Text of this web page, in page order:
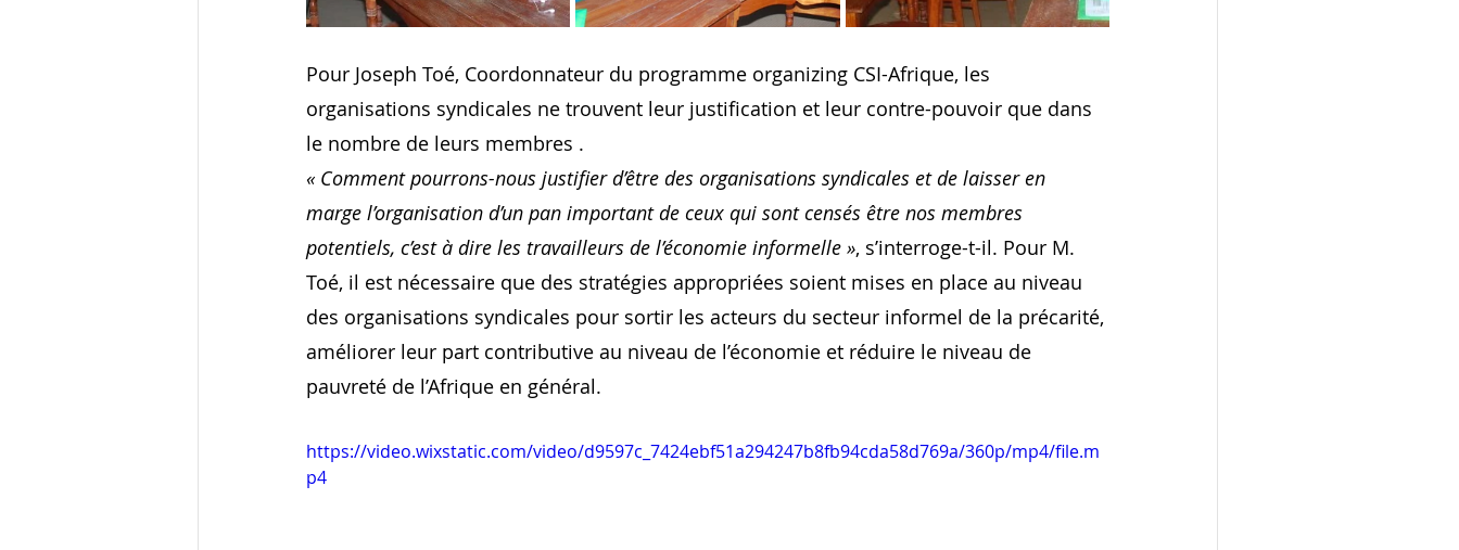
Pour Joseph Toé, Coordonnateur du programme organizing CSI-Afrique, les
organisations syndicales ne trouvent leur justification et leur contre-pouvoir que dans
le nombre de leurs membres .
« Comment pourrons-nous justifier d’être des organisations syndicales et de laisser en
marge l’organisation d’un pan important de ceux qui sont censés être nos membres
potentiels, c’est à dire les travailleurs de l’économie informelle », s’interroge-t-il. Pour M.
Toé, il est nécessaire que des stratégies appropriées soient mises en place au niveau
des organisations syndicales pour sortir les acteurs du secteur informel de la précarité,
améliorer leur part contributive au niveau de l’économie et réduire le niveau de
pauvreté de l’Afrique en général.
https://video.wixstatic.com/video/d9597c_7424ebf51a294247b8fb94cda58d769a/360p/mp4/file.m
p4